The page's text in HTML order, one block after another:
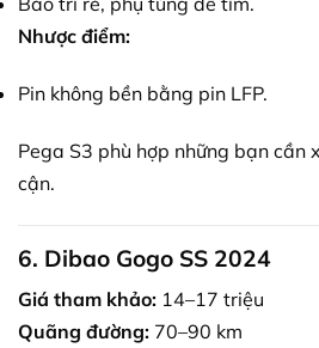
Nhược điểm:
Pin không bền bằng pin LFP.
Pega S3 phù hợp những bạn cần
cận.
6. Dibao Gogo SS 2024
Giá tham khảo: 14–17 triệu
Quãng đường: 70–90 km